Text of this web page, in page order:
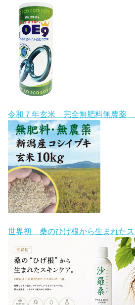
令和７年玄米 完全無肥料無農薬
世界初 桑のひげ根から生まれた